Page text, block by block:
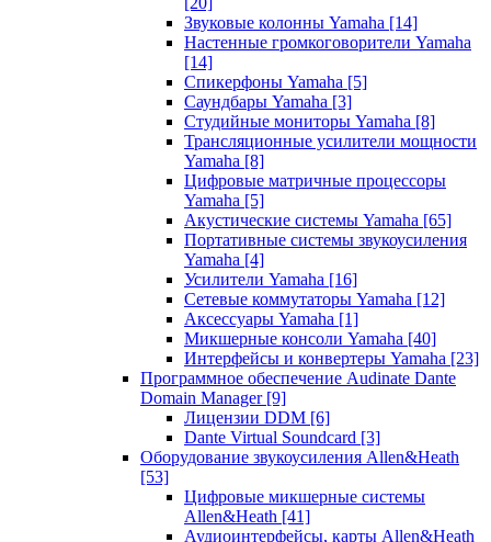
Звуковые колонны Yamaha [14]
Настенные громкоговорители Yamaha
[14]
Спикерфоны Yamaha [5]
Саундбары Yamaha [3]
Студийные мониторы Yamaha [8]
Трансляционные усилители мощности
Yamaha [8]
Цифровые матричные процессоры
Yamaha [5]
Акустические системы Yamaha [65]
Портативные системы звукоусиления
Yamaha [4]
Усилители Yamaha [16]
Сетевые коммутаторы Yamaha [12]
Аксессуары Yamaha [1]
Микшерные консоли Yamaha [40]
Интерфейсы и конвертеры Yamaha [23]
Программное обеспечение Audinate Dante
Domain Manager [9]
Лицензии DDM [6]
Dante Virtual Soundcard [3]
Оборудование звукоусиления Allen&Heath
[53]
Цифровые микшерные системы
Allen&Heath [41]
Аудиоинтерфейсы, карты Allen&Heath